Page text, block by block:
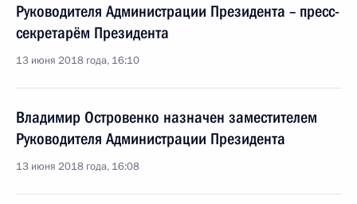
Руководителя Администрации Президента – пресс-
секретарём Президента
13 июня 2018 года, 16:10
Владимир Островенко назначен заместителем
Руководителя Администрации Президента
13 июня 2018 года, 16:08